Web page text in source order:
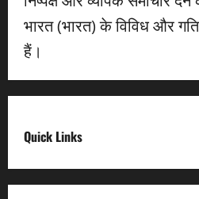
भारत (भारत) के विविध और
हैं।
Quick Links